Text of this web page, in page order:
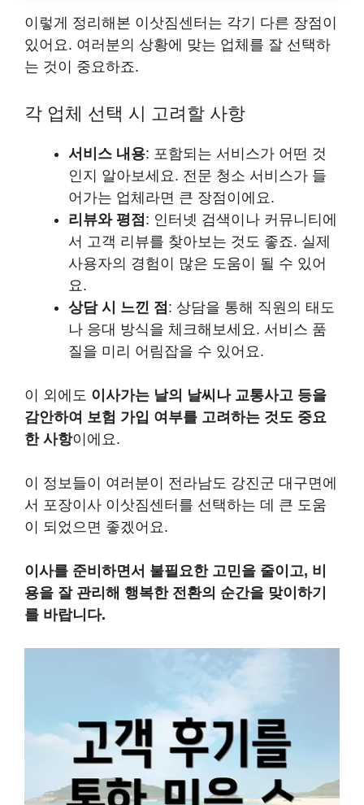
이렇게 정리해본 이삿짐센터는 각기 다른 장점이
있어요. 여러분의 상황에 맞는 업체를 잘 선택하
는 것이 중요하죠.
각 업체 선택 시 고려할 사항
서비스 내용: 포함되는 서비스가 어떤 것
인지 알아보세요. 전문 청소 서비스가 들
어가는 업체라면 큰 장점이에요.
리뷰와 평점 : 인터넷 검색이나 커뮤니티에
서 고객 리뷰를 찾아보는 것도 좋죠. 실제
사용자의 경험이 많은 도움이 될 수 있어
요.
상담 시 느낀 점 : 상담을 통해 직원의 태도
나 응대 방식을 체크해보세요. 서비스 품
질을 미리 어림잡을 수 있어요.
이 외에도 이사가는 날의 날씨나 교통사고 등을
감안하여 보험 가입 여부를 고려하는 것도 중요
한 사항이에요.
이 정보들이 여러분이 전라남도 강진군 대구면에
서 포장이사 이삿짐센터를 선택하는 데 큰 도움
이 되었으면 좋겠어요.
이사를 준비하면서 불필요한 고민을 줄이고, 비
용을 잘 관리해 행복한 전환의 순간을 맞이하기
를 바랍니다.